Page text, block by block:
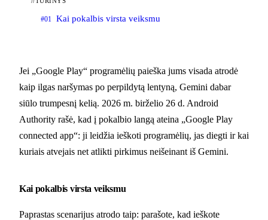
#01 Kai pokalbis virsta veiksmu
Jei „Google Play“ programėlių paieška jums visada atrodė
kaip ilgas naršymas po perpildytą lentyną, Gemini dabar
siūlo trumpesnį kelią. 2026 m. birželio 26 d. Android
Authority rašė, kad į pokalbio langą ateina „Google Play
connected app“: ji leidžia ieškoti programėlių, jas diegti ir kai
kuriais atvejais net atlikti pirkimus neišeinant iš Gemini.
Kai pokalbis virsta veiksmu
Paprastas scenarijus atrodo taip: parašote, kad ieškote